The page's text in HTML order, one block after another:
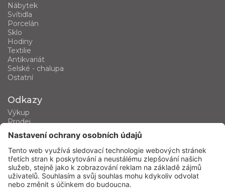
Nábytek
Svítidla
Porcelán
Sklo
Hodiny
Textilie
Antikvariát
Selské - chalupa
Ostatní
Odkazy
Výkup
Prodej
Kategorie produktů
Kontakt
Kontaktujte nás
phone +420 602 460 751
mail dusan.hrdina@seznam.cz